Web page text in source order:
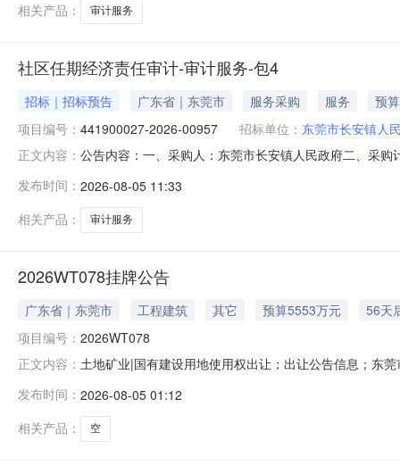
相关产品：
审计服务
社区任期经济责任审计-审计服务-包4
招标｜招标预告 广东省｜东莞市 服务采购 服务
预
项目编号： 441900027-2026-00957 招标单位： 东莞市长安镇人
正文内容： 公告内容：一、采购人：东莞市长安镇人民政府二、采
发布时间： 2026-08-05 11:33
相关产品：
审计服务
2026WT078挂牌公告
广东省｜东莞市 工程建筑 其它 预算5553万元
56天
项目编号： 2026WT078
正文内容： 土地矿业|国有建设用地使用权出让；出让公告信息；东
一宗国有建设用地使用权。现将有关事项公告如下：一
投资强度（元/m2）产业类型起始
发布时间： 2026-08-05 01:12
相关产品：
空